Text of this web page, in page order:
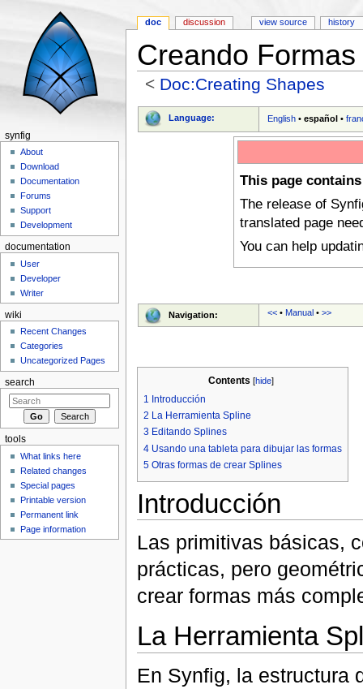
Creando Formas
< Doc:Creating Shapes
Language: English •español •
This page
The release of
translated page
You can help
Navigation: << •Manual •>>
Contents [hide]
1 Introducción
2 La Herramienta Spline
3 Editando Splines
4 Usando una tableta para dibujar las formas
5 Otras formas de crear Splines
Introducción
Las primitivas básicas,
prácticas, pero
crear formas más
La Herramienta
En Synfig, la estructura
doc discussion view source history
synfig
About
Download
Documentation
Forums
Support
Development
documentation
User
Developer
Writer
wiki
Recent Changes
Categories
Uncategorized Pages
search
tools
What links here
Related changes
Special pages
Printable version
Permanent link
Page information